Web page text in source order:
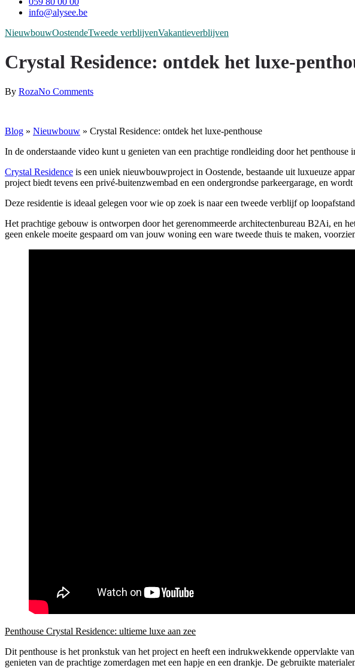
info@alysee.be
NieuwbouwOostendeTweede verblijvenVakantieverblijven
Crystal Residence: ontdek het luxe-
By RozaNo Comments
Blog » Nieuwbouw » Crystal Residence: ontdek het luxe-penthouse
In de onderstaande video kunt u genieten van een prachtige rondleiding door het penthouse
Crystal Residence is een uniek nieuwbouwproject in Oostende, bestaande uit luxueuze
project biedt tevens een privé-buitenzwembad en een ondergrondse parkeergarage, en
Deze residentie is ideaal gelegen voor wie op zoek is naar een tweede verblijf op
Het prachtige gebouw is ontworpen door het gerenommeerde architectenbureau B2Ai, en
geen enkele moeite gespaard om van jouw woning een ware tweede thuis te maken,
Penthouse Crystal Residence: ultieme luxe aan zee
Dit penthouse is het pronkstuk van het project en heeft een indrukwekkende oppervlakte
genieten van de prachtige zomerdagen met een hapje en een drankje. De gebruikte